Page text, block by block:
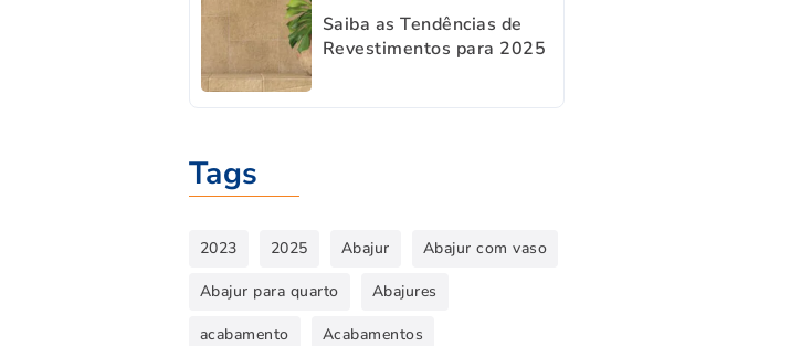
Saiba as Tendências de
Revestimentos para 2025
Tags
2023 2025 Abajur Abajur com vaso
Abajur para quarto Abajures
acabamento Acabamentos